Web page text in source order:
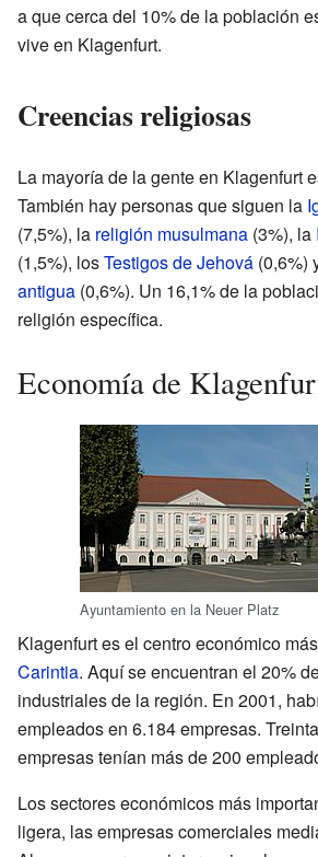
a que cerca del 10% de la población
vive en Klagenfurt.
Creencias religiosas
La mayoría de la gente en Klagenfurt
También hay personas que siguen la
(7,5%), la religión musulmana (3%), la
(1,5%), losTestigos de Jehová (0,6%)
antigua (0,6%). Un 16,1% de la
religión específica.
Economía de
Ayuntamiento en la Neuer Platz
Klagenfurt es el centro económico
Carintia. Aquí se encuentran el 20%
industriales de la región. En 2001,
empleados en 6.184 empresas.
empresas tenían más de 200
Los sectores económicos más
ligera, las empresas comerciales